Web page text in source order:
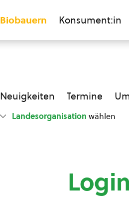
Biobauern Konsument:in
Neuigkeiten Termine
Landesorganisation wählen